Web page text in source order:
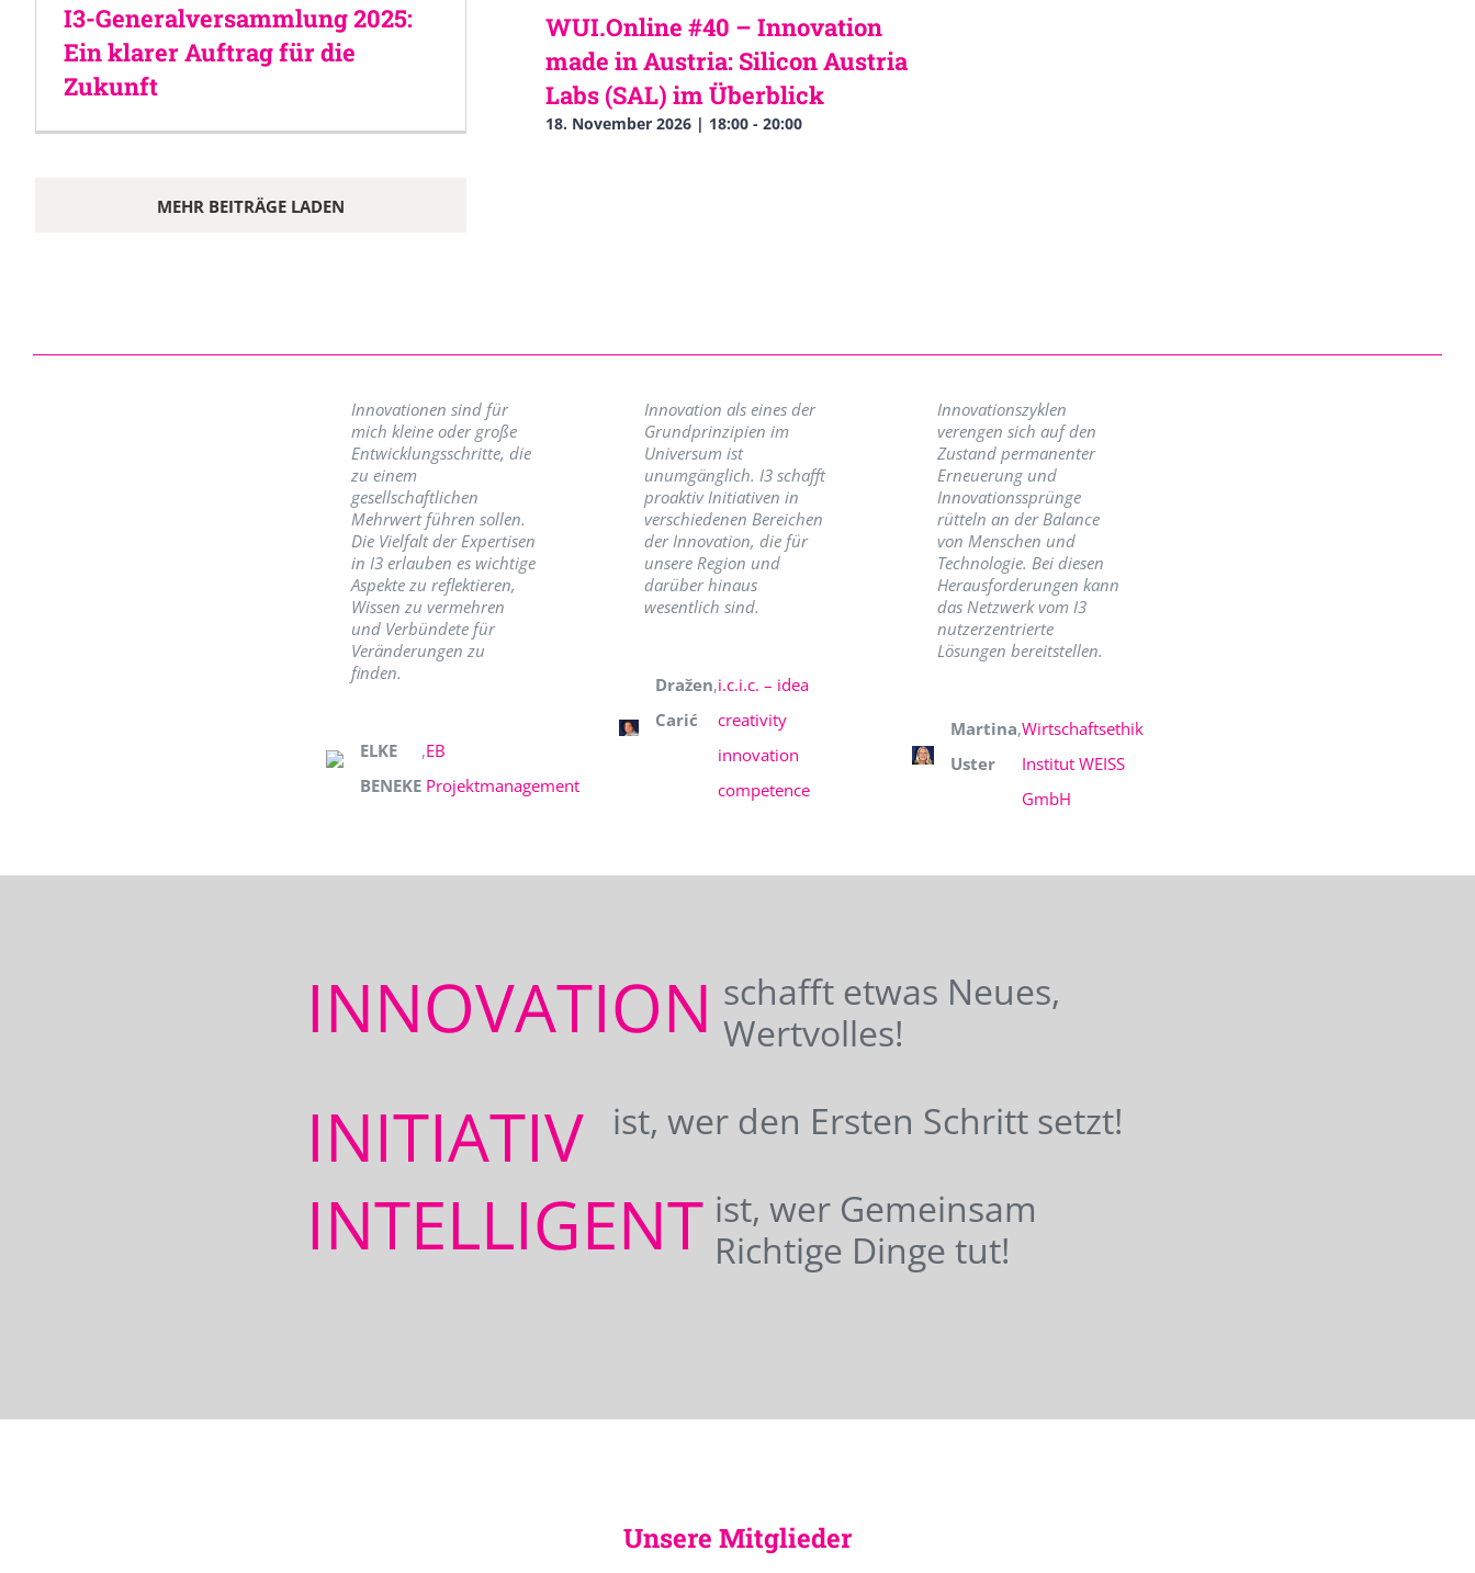
I3-Generalversammlung 2025:
Ein klarer Auftrag für die
Zukunft
MEHR BEITRÄGE LADEN
WUI.Online #40 – Innovation
made in Austria: Silicon Austria
Labs (SAL) im Überblick
18. November 2026 | 18:00- 20:00
Innovationen sind für
mich kleine oder große
Entwicklungsschritte, die
zu einem
gesellschaftlichen
Mehrwert führen sollen.
Die Vielfalt der Expertisen
in I3 erlauben es wichtige
Aspekte zu reflektieren,
Wissen zu vermehren
und Verbündete für
Veränderungen zu
finden.
ELKE
BENEKE
,EB
Projektmanagement
Innovation als eines der
Grundprinzipien im
Universum ist
unumgänglich. I3 schafft
proaktiv Initiativen in
verschiedenen Bereichen
der Innovation, die für
unsere Region und
darüber hinaus
wesentlich sind.
Dražen
Carić
,i.c.i.c. – idea
creativity
innovation
competence
Innovationszyklen
verengen sich auf den
Zustand permanenter
Erneuerung und
Innovationssprünge
rütteln an der Balance
von Menschen und
Technologie. Bei diesen
Herausforderungen kann
das Netzwerk vom I3
nutzerzentrierte
Lösungen bereitstellen.
Martina
Uster
,Wirtschaftsethik
Institut WEISS
GmbH
INNOVATION schafft etwas Neues,
Wertvolles!
INITIATIV ist, wer den Ersten Schritt setzt!
INTELLIGENT ist, wer Gemeinsam
Richtige Dinge tut!
Unsere Mitglieder